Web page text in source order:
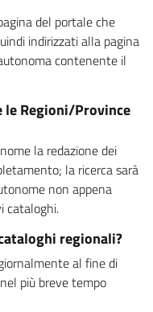
del portale che
indirizzati alla pagina
contenente il
Regioni/Province
la redazione dei
la ricerca sarà
non appena
cataloghi.
regionali?
al fine di
più breve tempo